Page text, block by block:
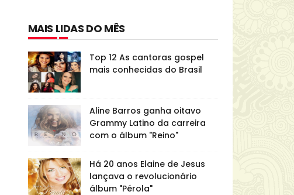
MAIS LIDAS DO MÊS
Top 12 As cantoras gospel
mais conhecidas do Brasil
Aline Barros ganha oitavo
Grammy Latino da carreira
com o álbum "Reino"
Há 20 anos Elaine de Jesus
lançava o revolucionário
álbum "Pérola"